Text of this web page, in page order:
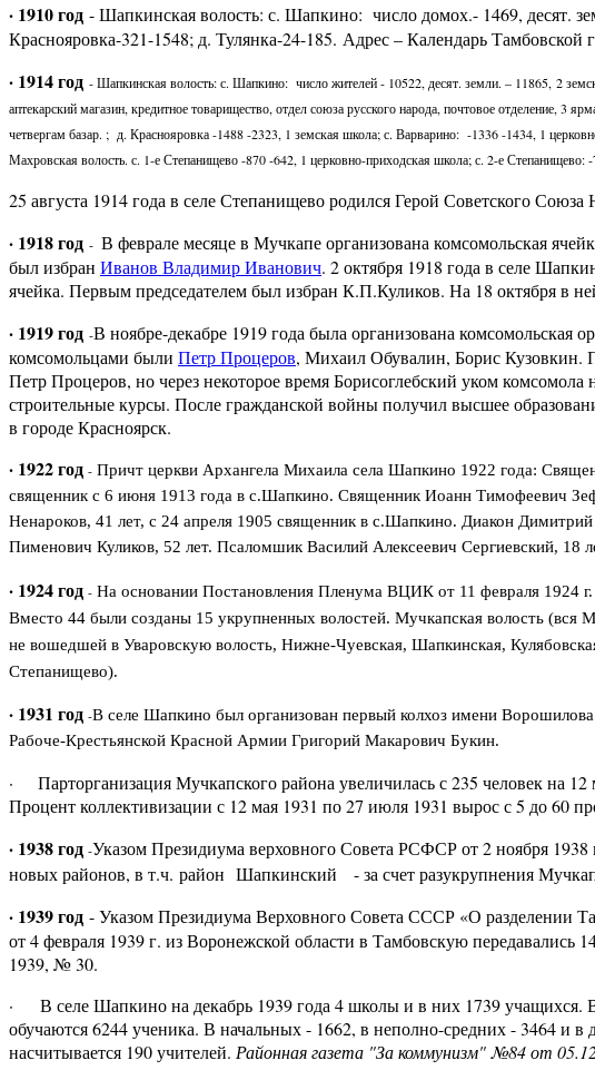
· 1910 год - Шапкинская волость: с. Шапкино: число домох.- 1469, десят.
Краснояровка-321-1548; д. Тулянка-24-185. Адрес – Календарь
· 1914 год - Шапкинская волость: с. Шапкино: число жителей - 10522, десят. земли. – 11865, 2
аптекарский магазин, кредитное товарищество, отдел союза русского народа, почтовое отделение, 3
четвергам базар. ; д. Краснояровка -1488 -2323, 1 земская школа; с. Варварино: -1336 -1434, 1
Махровская волость. с. 1-е Степанищево -870 -642, 1 церковно-приходская школа; с. 2-е Степанищево:
25 августа 1914 года в селе Степанищево родился Герой Советского
· 1918 год - В феврале месяце в Мучкапе организована комсомольская
был избран Иванов Владимир Иванович. 2 октября 1918 года в селе
ячейка. Первым председателем был избран К.П.Куликов. На 18 октября в
· 1919 год -В ноябре-декабре 1919 года была организована
комсомольцами были Петр Процеров, Михаил Обувалин, Борис Кузовкин.
Петр Процеров, но через некоторое время Борисоглебский уком
строительные курсы. После гражданской войны получил высшее
в городе Красноярск.
· 1922 год - Причт церкви Архангела Михаила села Шапкино 1922 года:
священник с 6 июня 1913 года в с.Шапкино. Священник Иоанн Тимофеевич
Ненароков, 41 лет, с 24 апреля 1905 священник в с.Шапкино. Диакон
Пименович Куликов, 52 лет. Псаломшик Василий Алексеевич Сергиевский, 18
· 1924 год - На основании Постановления Пленума ВЦИК от 11 февраля 1924 г.
Вместо 44 были созданы 15 укрупненных волостей. Мучкапская волость (вся
не вошедшей в Уваровскую волость, Нижне-Чуевская, Шапкинская,
Степанищево).
· 1931 год -В селе Шапкино был организован первый колхоз имени
Рабоче-Крестьянской Красной Армии Григорий Макарович Букин.
·
Парторганизация Мучкапского района увеличилась с 235 человек на
Процент коллективизации с 12 мая 1931 по 27 июля 1931 вырос с 5 до 60
· 1938 год -Указом Президиума верховного Совета РСФСР от 2 ноября
новых районов, в т.ч. район Шапкинский - за счет разукрупнения
· 1939 год - Указом Президиума Верховного Совета СССР «О разделении
от 4 февраля 1939 г. из Воронежской области в Тамбовскую
1939, № 30.
· В селе Шапкино на декабрь 1939 года 4 школы и в них 1739
обучаются 6244 ученика. В начальных - 1662, в неполно-средних - 3464 и
насчитывается 190 учителей. Районная газета "За коммунизм" №84 от